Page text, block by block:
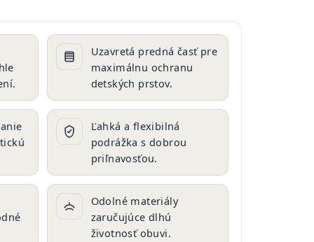
Uzavretá predná časť pre
maximálnu ochranu
detských prstov.
Ľahká a flexibilná
podrážka s dobrou
priľnavosťou.
Odolné materiály
zaručujúce dlhú
životnosť obuvi.